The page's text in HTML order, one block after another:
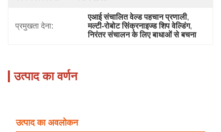
प्रमुखता देना:
एआई संचालित वेल्ड पहचान प्रणाली,
मल्टी-रोबोट सिंक्रनाइज्ड शिप वेल्डिंग,
निरंतर संचालन के लिए बाधाओं से बचना
उत्पाद का वर्णन
उत्पाद का अवलोकन